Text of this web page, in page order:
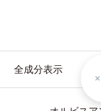
ム」は、オイル成
ながら角層まで浸
え、うるおいを蓄
全成分表示